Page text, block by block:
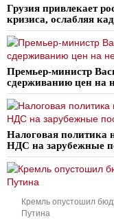
Грузия привлекает
кризиса, ослабляя
Премьер-министр
сдерживанию цен на
Налоговая политика
НДС на зарубежные
Кремль опустошил
Путина